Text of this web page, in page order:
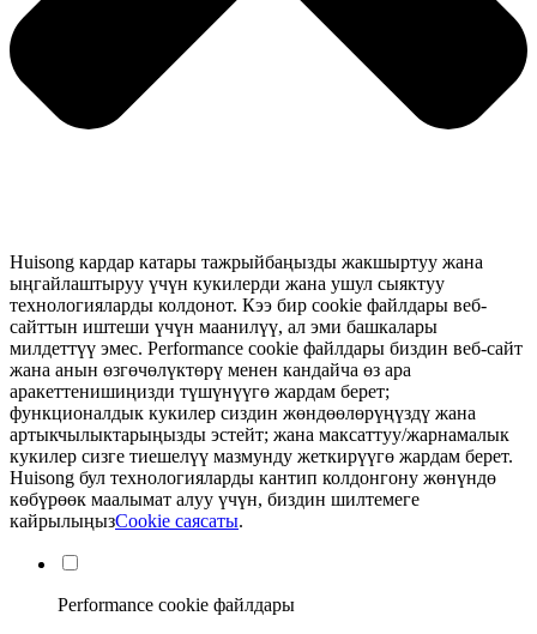
Huisong кардар катары тажрыйбаңызды жакшыртуу жана
ыңгайлаштыруу үчүн кукилерди жана ушул сыяктуу
технологияларды колдонот. Кээ бир cookie файлдары веб-
сайттын иштеши үчүн маанилүү, ал эми башкалары
милдеттүү эмес. Performance cookie файлдары биздин веб-сайт
жана анын өзгөчөлүктөрү менен кандайча өз ара
аракеттенишиңизди түшүнүүгө жардам берет;
функционалдык кукилер сиздин жөндөөлөрүңүздү жана
артыкчылыктарыңызды эстейт; жана максаттуу/жарнамалык
кукилер сизге тиешелүү мазмунду жеткирүүгө жардам берет.
Huisong бул технологияларды кантип колдонгону жөнүндө
көбүрөөк маалымат алуу үчүн, биздин шилтемеге
кайрылыңызCookie саясаты.
Performance cookie файлдары